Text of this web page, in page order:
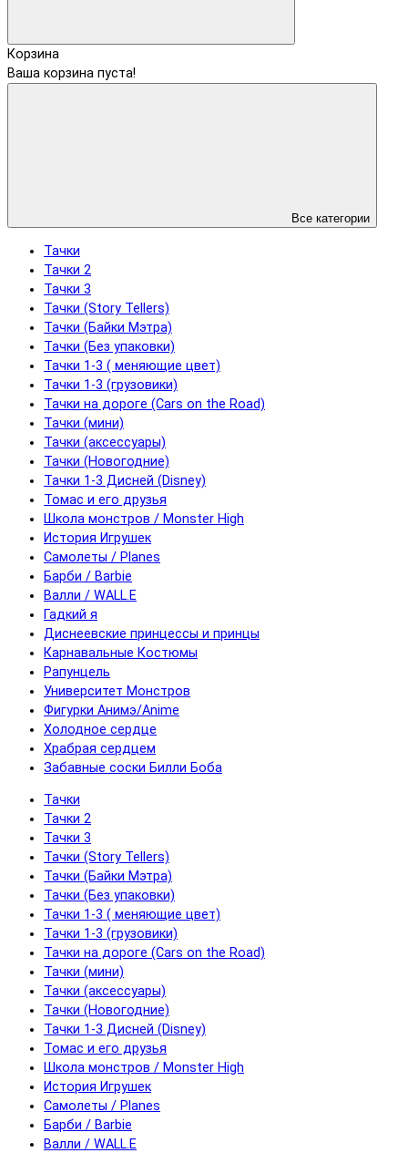
Корзина
Ваша корзина пуста!
Все категории
Тачки
Тачки 2
Тачки 3
Тачки (Story Tellers)
Тачки (Байки Мэтра)
Тачки (Без упаковки)
Тачки 1-3 ( меняющие цвет)
Тачки 1-3 (грузовики)
Тачки на дороге (Cars on the Road)
Тачки (мини)
Тачки (аксессуары)
Тачки (Новогодние)
Тачки 1-3 Дисней (Disney)
Томас и его друзья
Школа монстров / Monster High
История Игрушек
Самолеты / Planes
Барби / Barbie
Валли / WALL.E
Гадкий я
Диснеевские принцессы и принцы
Карнавальные Костюмы
Рапунцель
Университет Монстров
Фигурки Анимэ/Anime
Холодное сердце
Храбрая сердцем
Забавные соски Билли Боба
Тачки
Тачки 2
Тачки 3
Тачки (Story Tellers)
Тачки (Байки Мэтра)
Тачки (Без упаковки)
Тачки 1-3 ( меняющие цвет)
Тачки 1-3 (грузовики)
Тачки на дороге (Cars on the Road)
Тачки (мини)
Тачки (аксессуары)
Тачки (Новогодние)
Тачки 1-3 Дисней (Disney)
Томас и его друзья
Школа монстров / Monster High
История Игрушек
Самолеты / Planes
Барби / Barbie
Валли / WALL.E